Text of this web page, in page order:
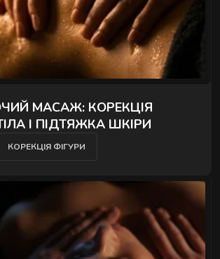
МАСАЖ: КОРЕКЦІЯ
І ПІДТЯЖКА ШКІРИ
КОРЕКЦІЯ ФІГУРИ